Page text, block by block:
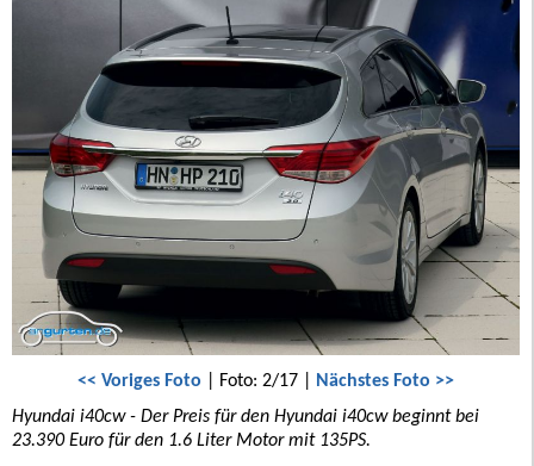
<< Voriges Foto | Foto: 2/17 | Nächstes Foto >>
Hyundai i40cw - Der Preis für den Hyundai i40cw beginnt bei
23.390 Euro für den 1.6 Liter Motor mit 135PS.